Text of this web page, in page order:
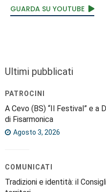
GUARDA SU YOUTUBE
Ultimi pubblicati
PATROCINI
A Cevo (BS) “Il Festival” e a
di Fisarmonica
Agosto 3, 2026
COMUNICATI
Tradizioni e identità: il